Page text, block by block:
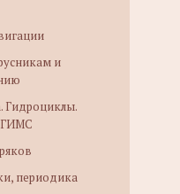
и
Гидроциклы.
ГИМС
периодика